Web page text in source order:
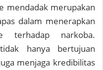
mendadak merupakan
dalam menerapkan
terhadap narkoba.
hanya bertujuan
menjaga kredibilitas